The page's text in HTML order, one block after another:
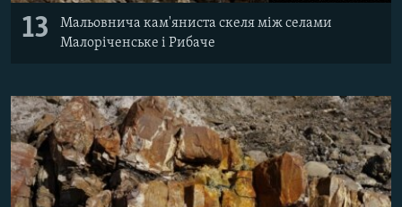
13
Мальовнича кам'яниста скеля між селами
Малоріченське і Рибаче